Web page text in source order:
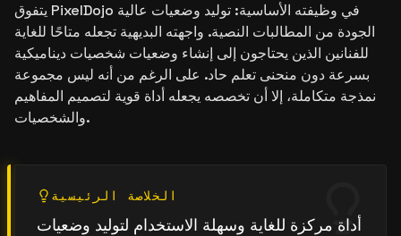
يتفوق PixelDojo في وظيفته الأساسية: توليد وضعيات عالية
الجودة من المطالبات النصية. واجهته البديهية تجعله متاحًا للغاية
للفنانين الذين يحتاجون إلى إنشاء وضعيات شخصيات ديناميكية
بسرعة دون منحنى تعلم حاد. على الرغم من أنه ليس مجموعة
نمذجة متكاملة، إلا أن تخصصه يجعله أداة قوية لتصميم المفاهيم
والشخصيات.
الخلاصة الرئيسية
أداة مركزة للغاية وسهلة الاستخدام لتوليد وضعيات